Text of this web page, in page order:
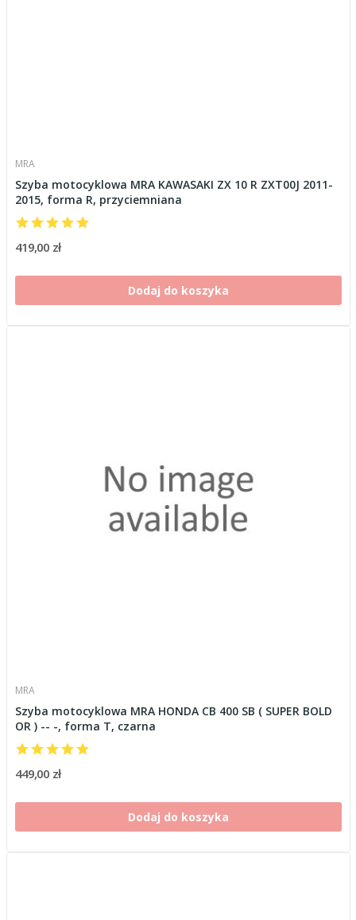
MRA
Szyba motocyklowa MRA KAWASAKI ZX 10 R ZXT00J 2011-
2015, forma R, przyciemniana
419,00 zł
Dodaj do koszyka
MRA
Szyba motocyklowa MRA HONDA CB 400 SB ( SUPER BOLD
OR ) -- -, forma T, czarna
449,00 zł
Dodaj do koszyka